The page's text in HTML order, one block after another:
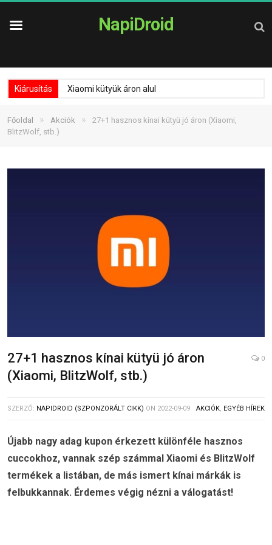
NapiDroid
Kiárusítás Xiaomi kütyük áron alul
Főoldal » Akciók »
27+1 hasznos kínai kütyü jó áron (Xiaomi,
BlitzWolf, stb.)
27+1 hasznos kínai kütyü jó áron
(Xiaomi, BlitzWolf, stb.)
0
SZERZŐ: NAPIDROID (SZPONZORÁLT CIKK) ON 2022-09-09 AKCIÓK, EGYÉB HÍREK
Újabb nagy adag kupon érkezett különféle hasznos
cuccokhoz, vannak szép számmal Xiaomi és BlitzWolf
termékek a listában, de más ismert kínai márkák is
felbukkannak. Érdemes végig nézni a válogatást!